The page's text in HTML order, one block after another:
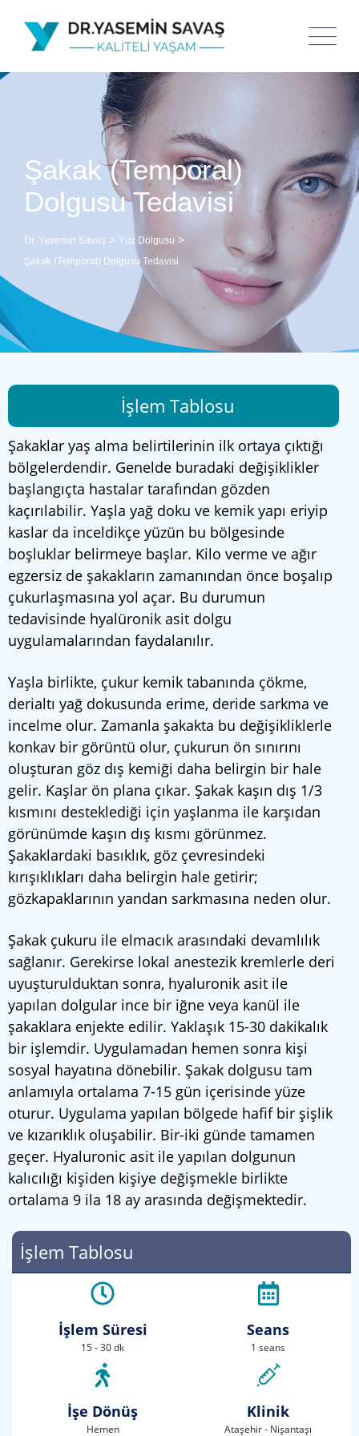
Şakak (Temporal)
Dolgusu Tedavisi
Dr. Yasemin Savaş > Yüz Dolgusu >
Şakak (Temporal) Dolgusu Tedavisi
İşlem Tablosu
Şakaklar yaş alma belirtilerinin ilk ortaya çıktığı
bölgelerdendir. Genelde buradaki değişiklikler
başlangıçta hastalar tarafından gözden
kaçırılabilir. Yaşla yağ doku ve kemik yapı eriyip
kaslar da inceldikçe yüzün bu bölgesinde
boşluklar belirmeye başlar. Kilo verme ve ağır
egzersiz de şakakların zamanından önce boşalıp
çukurlaşmasına yol açar. Bu durumun
tedavisinde hyalüronik asit dolgu
uygulamalarından faydalanılır.
Yaşla birlikte, çukur kemik tabanında çökme,
derialtı yağ dokusunda erime, deride sarkma ve
incelme olur. Zamanla şakakta bu değişikliklerle
konkav bir görüntü olur, çukurun ön sınırını
oluşturan göz dış kemiği daha belirgin bir hale
gelir. Kaşlar ön plana çıkar. Şakak kaşın dış 1/3
kısmını desteklediği için yaşlanma ile karşıdan
görünümde kaşın dış kısmı görünmez.
Şakaklardaki basıklık, göz çevresindeki
kırışıklıkları daha belirgin hale getirir;
gözkapaklarının yandan sarkmasına neden olur.
Şakak çukuru ile elmacık arasındaki devamlılık
sağlanır. Gerekirse lokal anestezik kremlerle deri
uyuşturulduktan sonra, hyaluronik asit ile
yapılan dolgular ince bir iğne veya kanül ile
şakaklara enjekte edilir. Yaklaşık 15-30 dakikalık
bir işlemdir. Uygulamadan hemen sonra kişi
sosyal hayatına dönebilir. Şakak dolgusu tam
anlamıyla ortalama 7-15 gün içerisinde yüze
oturur. Uygulama yapılan bölgede hafif bir şişlik
ve kızarıklık oluşabilir. Bir-iki günde tamamen
geçer. Hyaluronic asit ile yapılan dolgunun
kalıcılığı kişiden kişiye değişmekle birlikte
ortalama 9 ila 18 ay arasında değişmektedir.
İşlem Tablosu
İşlem Süresi
15 - 30 dk
İşe Dönüş
Hemen
Seans
1 seans
Klinik
Ataşehir - Nişantaşı